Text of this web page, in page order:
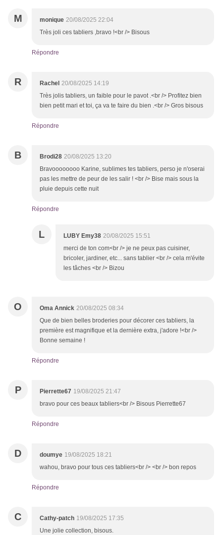
M monique 20/08/2025 22:04
Très joli ces tabliers ,bravo !<br /> Bisous
Répondre
R Rachel 20/08/2025 14:19
Très jolis tabliers, un faible pour le pavot .<br /> Profitez bien
bien petit mari et toi, ça va te faire du bien .<br /> Gros bisous
Répondre
B Brodi28 20/08/2025 13:20
Bravoooooooo Karine, sublimes tes tabliers, perso je n'oserai
pas les mettre de peur de les salir ! <br /> Bise mais sous la
pluie depuis cette nuit
Répondre
L LUBY Emy38 20/08/2025 15:51
merci de ton com<br /> je ne peux pas cuisiner,
bricoler, jardiner, etc... sans tablier <br /> cela m'évite
les tâches <br /> Bizou
O Oma Annick 20/08/2025 08:34
Que de bien belles broderies pour décorer ces tabliers, la
première est magnifique et la dernière extra, j'adore !<br />
Bonne semaine !
Répondre
P Pierrette67 19/08/2025 21:47
bravo pour ces beaux tabliers<br /> Bisous Pierrette67
Répondre
D doumye 19/08/2025 18:21
wahou, bravo pour tous ces tabliers<br /> <br /> bon repos
Répondre
C Cathy-patch 19/08/2025 17:35
Une jolie collection, bisous.